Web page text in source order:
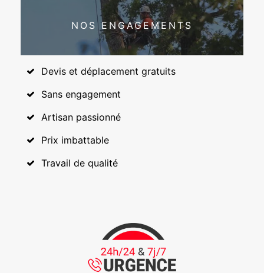
NOS ENGAGEMENTS
Devis et déplacement gratuits
Sans engagement
Artisan passionné
Prix imbattable
Travail de qualité